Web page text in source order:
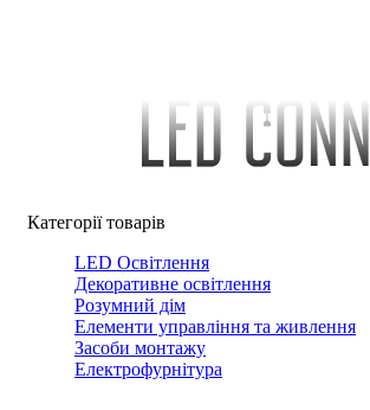
Категорії товарів
LED Освітлення
Декоративне освітлення
Розумний дім
Елементи управління та живлення
Засоби монтажу
Електрофурнітура